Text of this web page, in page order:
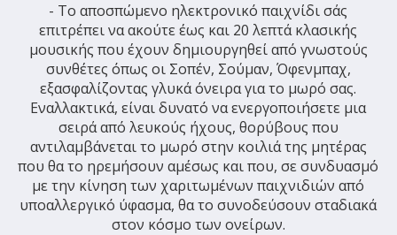
- Το αποσπώμενο ηλεκτρονικό παιχνίδι σάς
επιτρέπει να ακούτε έως και 20 λεπτά κλασικής
μουσικής που έχουν δημιουργηθεί από γνωστούς
συνθέτες όπως οι Σοπέν, Σούμαν, Όφενμπαχ,
εξασφαλίζοντας γλυκά όνειρα για το μωρό σας.
Εναλλακτικά, είναι δυνατό να ενεργοποιήσετε μια
σειρά από λευκούς ήχους, θορύβους που
αντιλαμβάνεται το μωρό στην κοιλιά της μητέρας
που θα το ηρεμήσουν αμέσως και που, σε συνδυασμό
με την κίνηση των χαριτωμένων παιχνιδιών από
υποαλλεργικό ύφασμα, θα το συνοδεύσουν σταδιακά
στον κόσμο των ονείρων.